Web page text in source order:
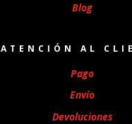
Blog
ATENCIÓN AL
Pago
Envío
Devoluciones